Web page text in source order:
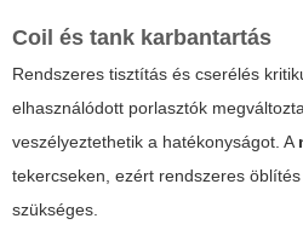
Coil és tank karbantartás
Rendszeres tisztítás és cserélés
elhasználódott porlasztók
veszélyeztethetik a hatékonyságot. A
tekercseken, ezért rendszeres
szükséges.